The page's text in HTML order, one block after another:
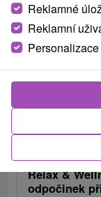
TIP
Relax &
odpočinek
Reklamné
Reklamní